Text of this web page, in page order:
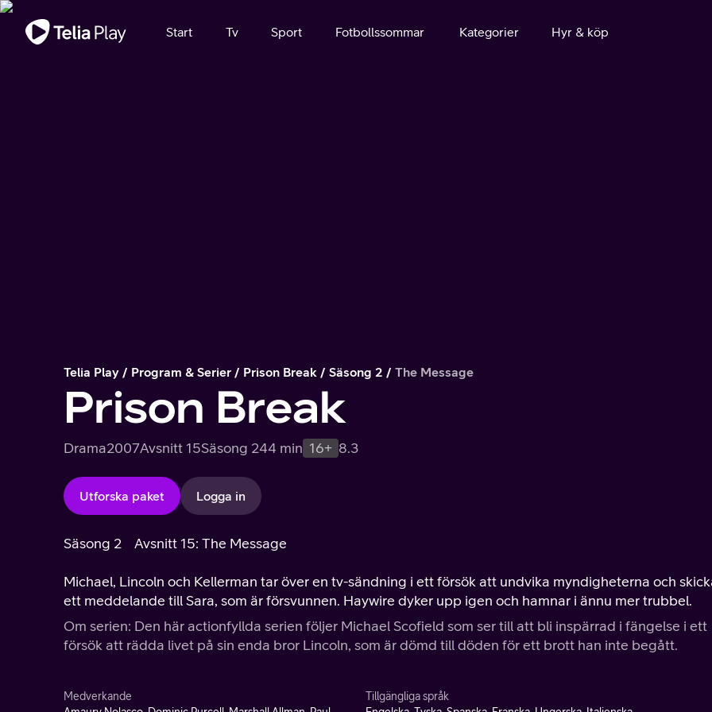
Viktigt meddelande
Start Tv Sport Fotbollssommar Kategorier Hyr & köp
Telia Play Program & Serier Prison Break Säsong 2 The Message
Prison Break
Drama2007Avsnitt 15Säsong 244 min 16+ 8.3
Utforska paket Logga in
Säsong 2 Avsnitt 15: The Message
Michael, Lincoln och Kellerman tar över en tv-sändning i ett försök att undvika myndigheterna och
ett meddelande till Sara, som är försvunnen. Haywire dyker upp igen och hamnar i ännu mer trubbel.
Om serien: Den här actionfyllda serien följer Michael Scofield som ser till att bli inspärrad i fängelse i ett
försök att rädda livet på sin enda bror Lincoln, som är dömd till döden för ett brott han inte begått.
Medverkande
Tillgängliga språk